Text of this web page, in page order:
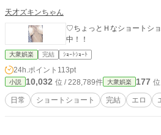
天才ズキンちゃん
♡ちょっとＨなショートシ
中！！
大衆娯楽 完結 ｼｮｰﾄｼｮｰﾄ
24h.ポイント 113pt
小説 10,032 位 / 228,789件 大衆娯楽 177
日常 ショートショート 完結 エロ